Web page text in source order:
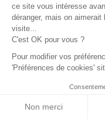
ce site vous intéresse
déranger, mais on
visite...
C'est OK pour vous ?
Pour modifier vos
'Préférences de cookies'
Non merci
3
Pas de mauvaise
engagement trois